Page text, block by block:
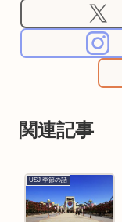
関連記事
USJ 季節の話